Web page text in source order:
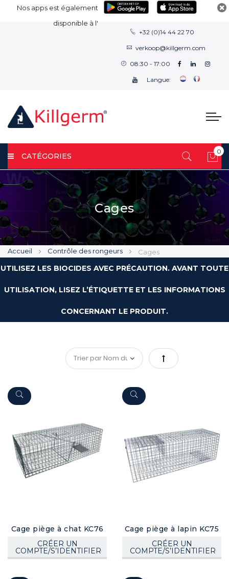
Nos apps est également
disponible à l'
+32 (0)14 44 22 70
verkoop@killgerm.com
08:30 - 17:00
Langue:
CATÉGORIES
0
Cages
Accueil Contrôle des rongeurs Cages
UTILISEZ LES BIOCIDES AVEC PRÉCAUTION. AVANT TOUTE
UTILISATION, LISEZ L’ÉTIQUETTE ET LES INFORMATIONS
CONCERNANT LE PRODUIT.
Par
Cage piège à chat KC76
CRÉER UN
COMPTE/S’IDENTIFIER
Cage piège à lapin KC75
CRÉER UN
COMPTE/S’IDENTIFIER